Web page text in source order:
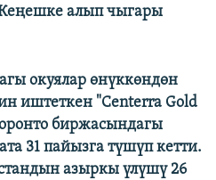
алып чыгары
окуялар өнүккөндөн
иштеткен "Centerra Gold
биржасындагы
31 пайызга түшүп кетти.
азыркы үлүшү 26